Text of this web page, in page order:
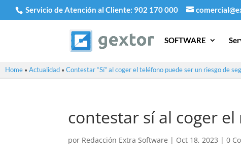
Servicio de Atención al Cliente: 902 170 000
SOFTWARE
Home » Actualidad » Contestar “Sí” al coger el teléfono puede ser un riesgo de
contestar sí al coger el
por Redacción Extra Software | Oct 18, 2023 |0